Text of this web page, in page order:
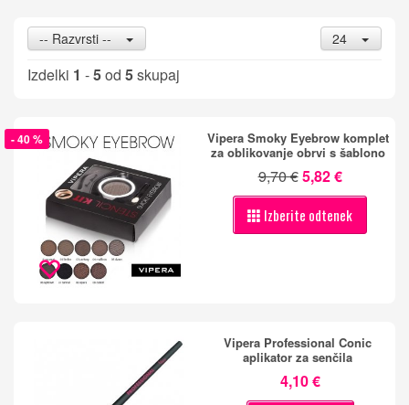
-- Razvrsti -- 24
Izdelki 1 -5od 5skupaj
Vipera Smoky Eyebrow komplet
za oblikovanje obrvi s šablono
9,70 €5,82 €
Izberite odtenek
- 40 %
Vipera Professional Conic
aplikator za senčila
4,10 €